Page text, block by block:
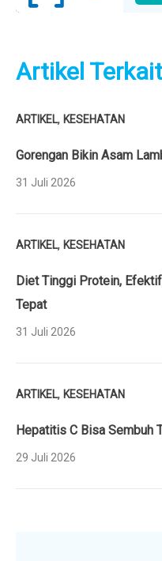
Artikel Terkait
ARTIKEL, KESEHATAN
Gorengan Bikin Asam
31 Juli 2026
ARTIKEL, KESEHATAN
Diet Tinggi Protein,
Tepat
31 Juli 2026
ARTIKEL, KESEHATAN
Hepatitis C Bisa Sembuh
29 Juli 2026